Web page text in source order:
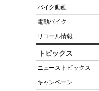
バイク動画
電動バイク
リコール情報
トピックス
ニューストピックス
キャンペーン